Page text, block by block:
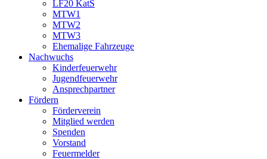
LF20 KatS
MTW1
MTW2
MTW3
Ehemalige Fahrzeuge
Nachwuchs
Kinderfeuerwehr
Jugendfeuerwehr
Ansprechpartner
Fördern
Förderverein
Mitglied werden
Spenden
Vorstand
Feuermelder